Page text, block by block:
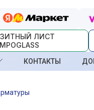
ЛИСТ
КОНТАКТЫ